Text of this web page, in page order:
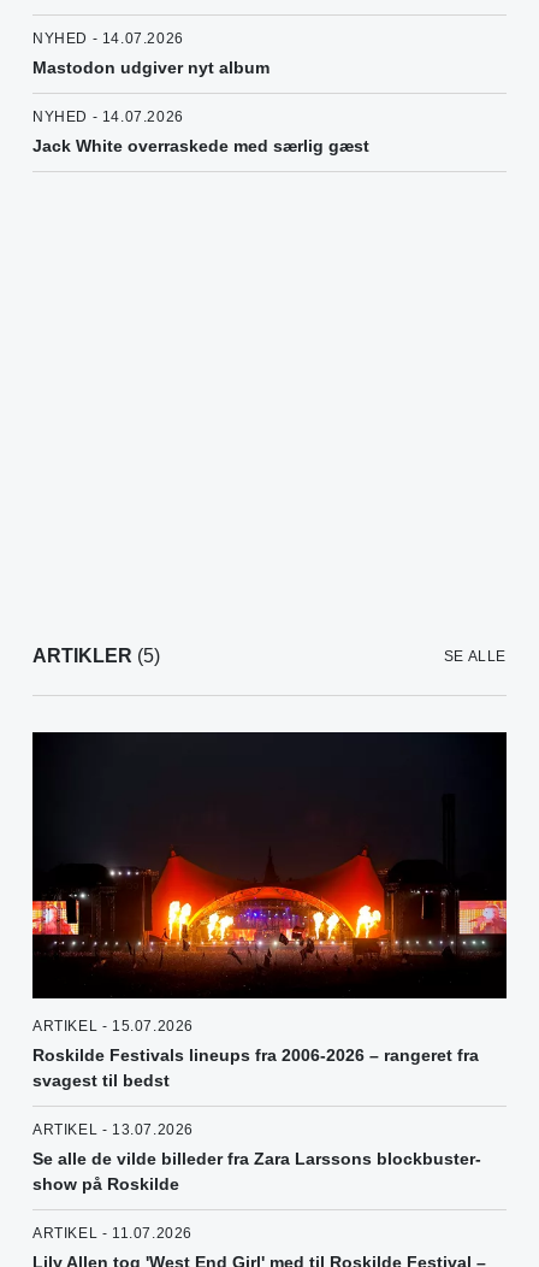
NYHED - 14.07.2026
Mastodon udgiver nyt album
NYHED - 14.07.2026
Jack White overraskede med særlig gæst
ARTIKLER (5) SE ALLE
ARTIKEL - 15.07.2026
Roskilde Festivals lineups fra 2006-2026 – rangeret fra
svagest til bedst
ARTIKEL - 13.07.2026
Se alle de vilde billeder fra Zara Larssons blockbuster-
show på Roskilde
ARTIKEL - 11.07.2026
Lily Allen tog 'West End Girl' med til Roskilde Festival –